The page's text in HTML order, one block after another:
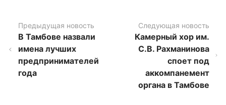
Предыдущая новость
В Тамбове назвали
имена лучших
предпринимателей
года
Следующая новость
Камерный хор им.
С.В. Рахманинова
споет под
аккомпанемент
органа в Тамбове